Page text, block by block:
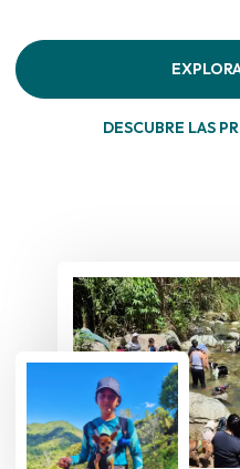
DESCUBRE LAS